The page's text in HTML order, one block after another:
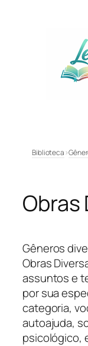
Biblioteca›
Obras
Gêneros
Obras
assuntos e
por sua
categoria,
autoajuda,
psicológico,